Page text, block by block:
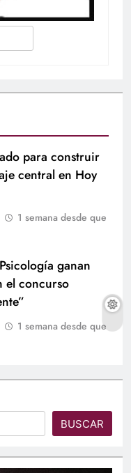
para construir
central en Hoy
1 semana desde que
ganan
el concurso
1 semana desde que
BUSCAR